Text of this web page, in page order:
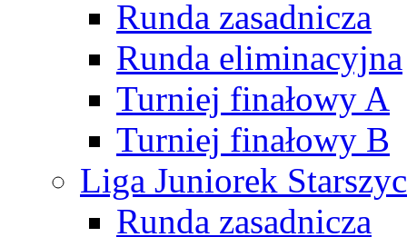
Runda zasadnicza
Runda eliminacyjna
Turniej finałowy A
Turniej finałowy B
Liga Juniorek
Runda zasadnicza